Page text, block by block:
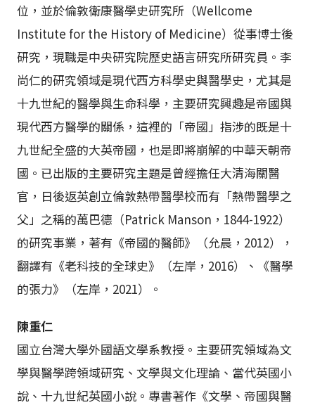
位，並於倫敦衛康醫學史研究所（Wellcome
Institute for the History of Medicine）從事博士後
研究，現職是中央研究院歷史語言研究所研究員。李
尚仁的研究領域是現代西方科學史與醫學史，尤其是
十九世紀的醫學與生命科學，主要研究興趣是帝國與
現代西方醫學的關係，這裡的「帝國」指涉的既是十
九世紀全盛的大英帝國，也是即將崩解的中華天朝帝
國。已出版的主要研究主題是曾經擔任大清海關醫
官，日後返英創立倫敦熱帶醫學校而有「熱帶醫學之
父」之稱的萬巴德（Patrick Manson，1844-1922）
的研究事業，著有《帝國的醫師》（允晨，2012），
翻譯有《老科技的全球史》（左岸，2016）、《醫學
的張力》（左岸，2021）。
陳重仁
國立台灣大學外國語文學系教授。主要研究領域為文
學與醫學跨領域研究、文學與文化理論、當代英國小
說、十九世紀英國小說。專書著作《文學、帝國與醫